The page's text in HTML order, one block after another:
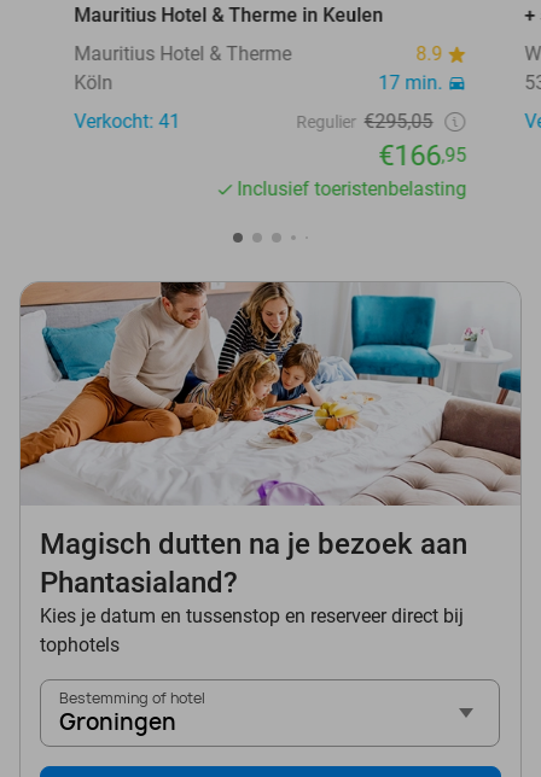
Mauritius Hotel & Therme in Keulen
Mauritius Hotel & Therme
8.9
Köln
17 min.
Verkocht: 41
Regulier €295,05
€166,95
Inclusief toeristenbelasting
+
Magisch dutten na je bezoek aan
Phantasialand?
Kies je datum en tussenstop en reserveer direct bij
tophotels
Bestemming of hotel
Groningen